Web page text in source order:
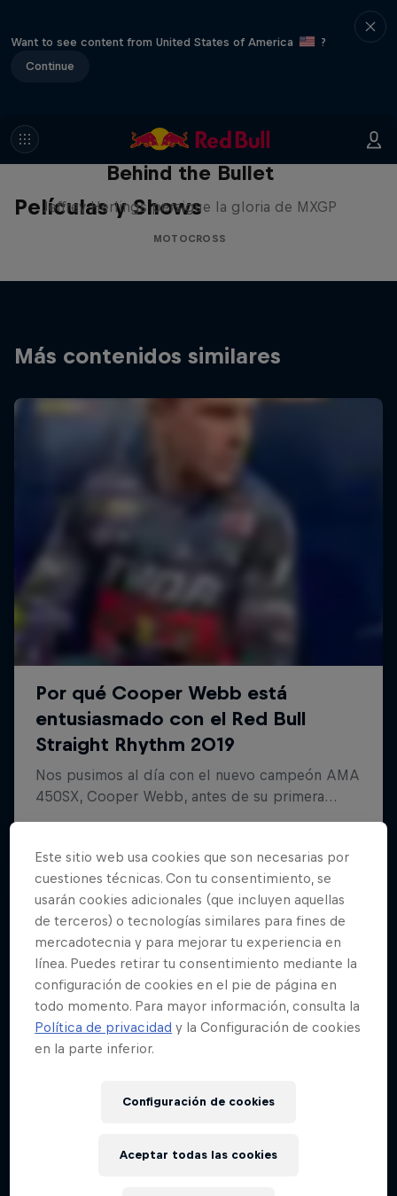
Want to see content from United States of America
?
Continue
Películas y Shows
Behind the Bullet
Jeffrey Herlings persigue la gloria de MXGP
MOTOCROSS
Más contenidos similares
Este sitio web usa cookies que son necesarias por
cuestiones técnicas. Con tu consentimiento, se
usarán cookies adicionales (que incluyen aquellas
de terceros) o tecnologías similares para fines de
mercadotecnia y para mejorar tu experiencia en
línea. Puedes retirar tu consentimiento mediante la
configuración de cookies en el pie de página en
todo momento. Para mayor información, consulta la
Política de privacidad y la Configuración de cookies
en la parte inferior.
Configuración de cookies
Aceptar todas las cookies